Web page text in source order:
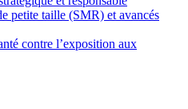
petite taille (SMR) et avancés
contre l’exposition aux